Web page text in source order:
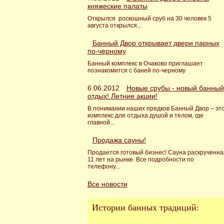
княжеские палаты
Открылся роскошный сруб на 30 человек 5
августа открылся...
Банный Двор открывает двери парных
по-черному
Банный комплекс в Очаково приглашает
познакомится с баней по-черному
6.06.2012
Новые срубы - новый банный
отдых! Летние акции!
В понимании наших предков Банный Двор –
комплекс для отдыха душой и телом, где
главной...
Продажа сауны!
Продается готовый бизнес! Сауна
11 лет на рынке. Все подробности по
телефону...
Все новости
Истории банных традиций: